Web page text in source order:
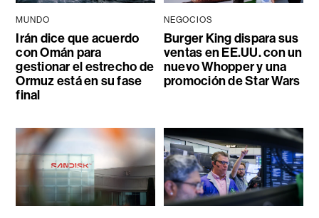
MUNDO
Irán dice que acuerdo
con Omán para
gestionar el estrecho de
Ormuz está en su fase
final
NEGOCIOS
Burger King dispara sus
ventas en EE.UU. con un
nuevo Whopper y una
promoción de Star Wars